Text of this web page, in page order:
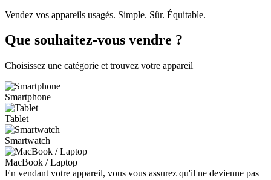
Vendez vos appareils usagés. Simple. Sûr. Équitable.
Que souhaitez-vous vendre ?
Choisissez une catégorie et trouvez votre appareil
Smartphone
Tablet
Smartwatch
MacBook / Laptop
En vendant votre appareil, vous vous assurez qu'il ne devienne pas